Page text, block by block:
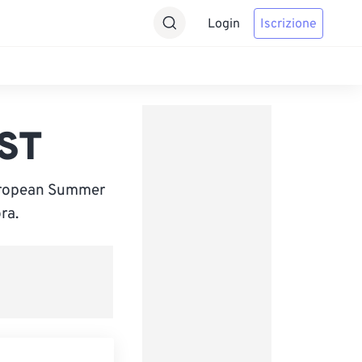
Login Iscrizione
Summer